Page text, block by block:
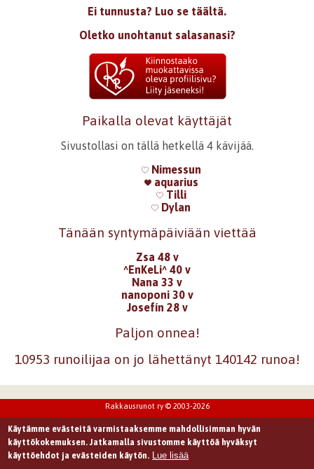
Ei tunnusta? Luo se täältä.
Oletko unohtanut salasanasi?
Paikalla olevat käyttäjät
Sivustollasi on tällä hetkellä 4 kävijää.
Nimessun
aquarius
Tilli
Dylan
Tänään syntymäpäiviään viettää
Zsa 48 v
^EnKeLi^ 40 v
Nana 33 v
nanoponi 30 v
Josefín 28 v
Paljon onnea!
10953 runoilijaa on jo lähettänyt 140142 runoa!
Rakkausrunot ry © 2003-2026
Käytämme evästeitä varmistaaksemme mahdollisimman hyvän
käyttökokemuksen. Jatkamalla sivustomme käyttöä hyväksyt
käyttöehdot ja evästeiden käytön. Lue lisää